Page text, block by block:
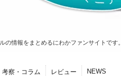
の情報をまとめるにわかファンサイトです。
考察・コラム レビュー NEWS